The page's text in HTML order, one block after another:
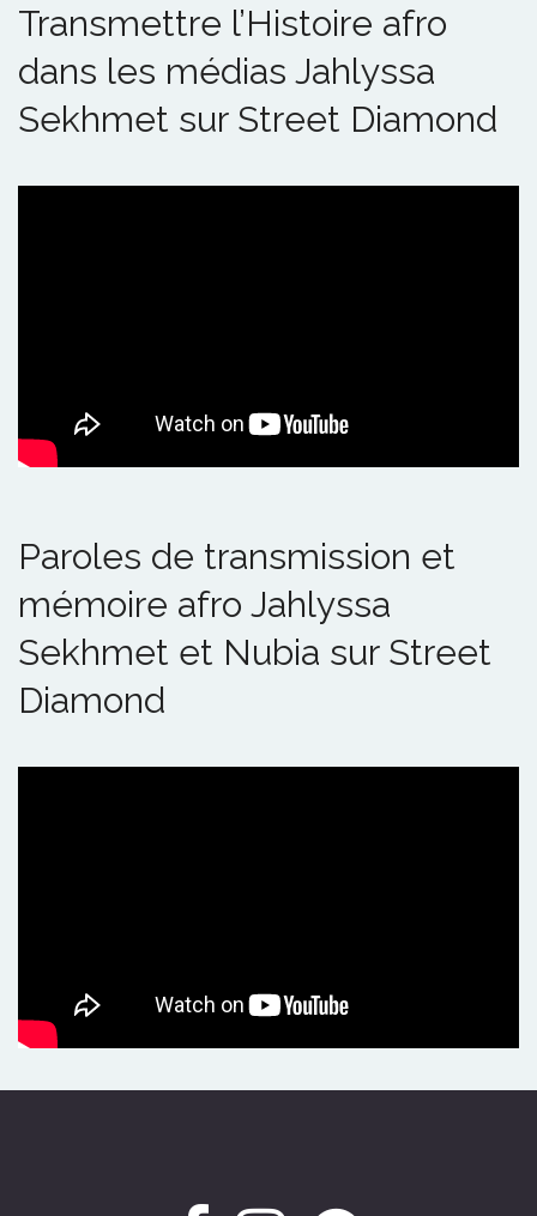
Transmettre l’Histoire afro
dans les médias Jahlyssa
Sekhmet sur Street Diamond
Paroles de transmission et
mémoire afro Jahlyssa
Sekhmet et Nubia sur Street
Diamond